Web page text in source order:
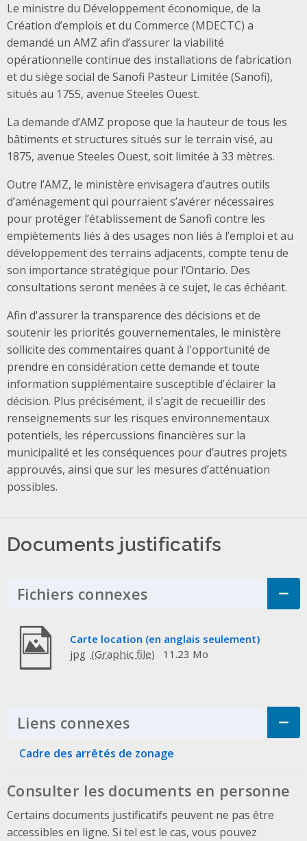
Le ministre du Développement économique, de la
Création d’emplois et du Commerce (MDECTC) a
demandé un AMZ afin d’assurer la viabilité
opérationnelle continue des installations de fabrication
et du siège social de Sanofi Pasteur Limitée (Sanofi),
situés au 1755, avenue Steeles Ouest.
La demande d’AMZ propose que la hauteur de tous les
bâtiments et structures situés sur le terrain visé, au
1875, avenue Steeles Ouest, soit limitée à 33 mètres.
Outre l’AMZ, le ministère envisagera d’autres outils
d’aménagement qui pourraient s’avérer nécessaires
pour protéger l’établissement de Sanofi contre les
empiètements liés à des usages non liés à l’emploi et au
développement des terrains adjacents, compte tenu de
son importance stratégique pour l’Ontario. Des
consultations seront menées à ce sujet, le cas échéant.
Afin d'assurer la transparence des décisions et de
soutenir les priorités gouvernementales, le ministère
sollicite des commentaires quant à l'opportunité de
prendre en considération cette demande et toute
information supplémentaire susceptible d'éclairer la
décision. Plus précisément, il s’agit de recueillir des
renseignements sur les risques environnementaux
potentiels, les répercussions financières sur la
municipalité et les conséquences pour d’autres projets
approuvés, ainsi que sur les mesures d’atténuation
possibles.
Documents justificatifs
Fichiers connexes Click to Expand
Carte location (en anglais seulement)
jpg
11.23 Mo
Liens connexes Click to Expand
Cadre des arrêtés de zonage
Consulter les documents en personne
Certains documents justificatifs peuvent ne pas être
accessibles en ligne. Si tel est le cas, vous pouvez